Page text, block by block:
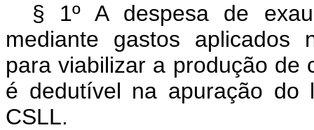
§ 1º A despesa de
mediante gastos aplicados
para viabilizar a produção de
é dedutível na apuração
CSLL.